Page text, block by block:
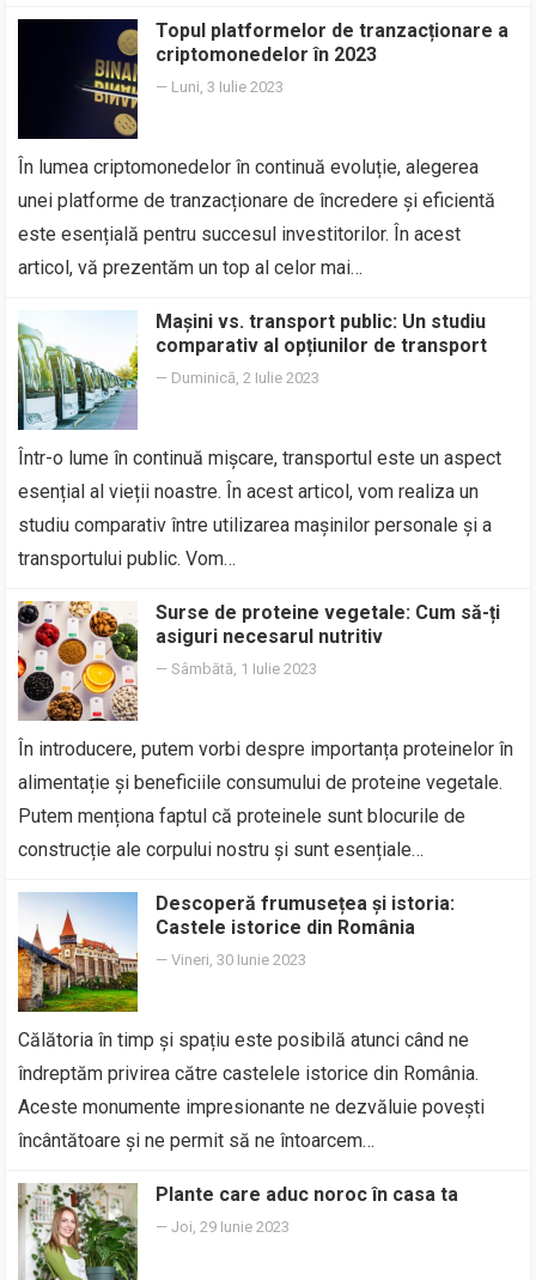
Topul platformelor de tranzacționare a
criptomonedelor în 2023
— Luni, 3 Iulie 2023
În lumea criptomonedelor în continuă evoluție, alegerea
unei platforme de tranzacționare de încredere și eficientă
este esențială pentru succesul investitorilor. În acest
articol, vă prezentăm un top al celor mai…
Mașini vs. transport public: Un studiu
comparativ al opțiunilor de transport
— Duminică, 2 Iulie 2023
Într-o lume în continuă mișcare, transportul este un aspect
esențial al vieții noastre. În acest articol, vom realiza un
studiu comparativ între utilizarea mașinilor personale și a
transportului public. Vom…
Surse de proteine vegetale: Cum să-ți
asiguri necesarul nutritiv
—Sâmbătă, 1 Iulie 2023
În introducere, putem vorbi despre importanța proteinelor în
alimentație și beneficiile consumului de proteine vegetale.
Putem menționa faptul că proteinele sunt blocurile de
construcție ale corpului nostru și sunt esențiale…
Descoperă frumusețea și istoria:
Castele istorice din România
—Vineri, 30 Iunie 2023
Călătoria în timp și spațiu este posibilă atunci când ne
îndreptăm privirea către castelele istorice din România.
Aceste monumente impresionante ne dezvăluie povești
încântătoare și ne permit să ne întoarcem…
Plante care aduc noroc în casa ta
—Joi, 29 Iunie 2023